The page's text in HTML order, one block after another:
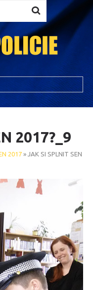
2017?_9
2017 » JAK SI SPLNIT SEN